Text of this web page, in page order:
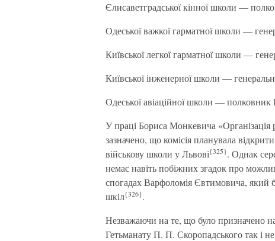
Єлисаветградської кінної школи —
Одеської важкої гарматної школи —
Київської легкої гарматної школи —
Київської інженерної школи —
Одеської авіаційної школи — полковник
У праці Бориса Монкевича «Організація
зазначено, що комісія планувала
військову школи у Львові{325}. Однак
немає навіть побіжних згадок про
спогадах Варфоломія Євтимовича, який
шкіл{326}.
Незважаючи на те, що було призначено
Гетьманату П. П. Скоропадського так і